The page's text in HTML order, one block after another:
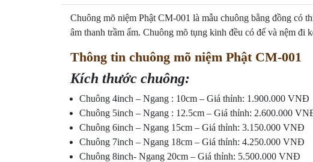
Chuông mõ niệm Phật CM-001 là mẫu chuông bằng đồng có
âm thanh trầm ấm. Chuông mõ tụng kinh đều có đế và nệm đi
Thông tin chuông mõ niệm Phật CM-001
Kích thước chuông:
Chuông 4inch – Ngang : 10cm – Giá thỉnh: 1.900.000 VNĐ
Chuông 5inch – Ngang : 12.5cm – Giá thỉnh: 2.600.000
Chuông 6inch – Ngang 15cm – Giá thỉnh: 3.150.000 VNĐ
Chuông 7inch – Ngang 18cm – Giá thỉnh: 4.250.000 VNĐ
Chuông 8inch- Ngang 20cm – Giá thỉnh: 5.500.000 VNĐ